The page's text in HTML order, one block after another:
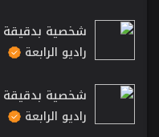
شخصية بدقيقة
راديو الرابعة
شخصية بدقيقة
راديو الرابعة